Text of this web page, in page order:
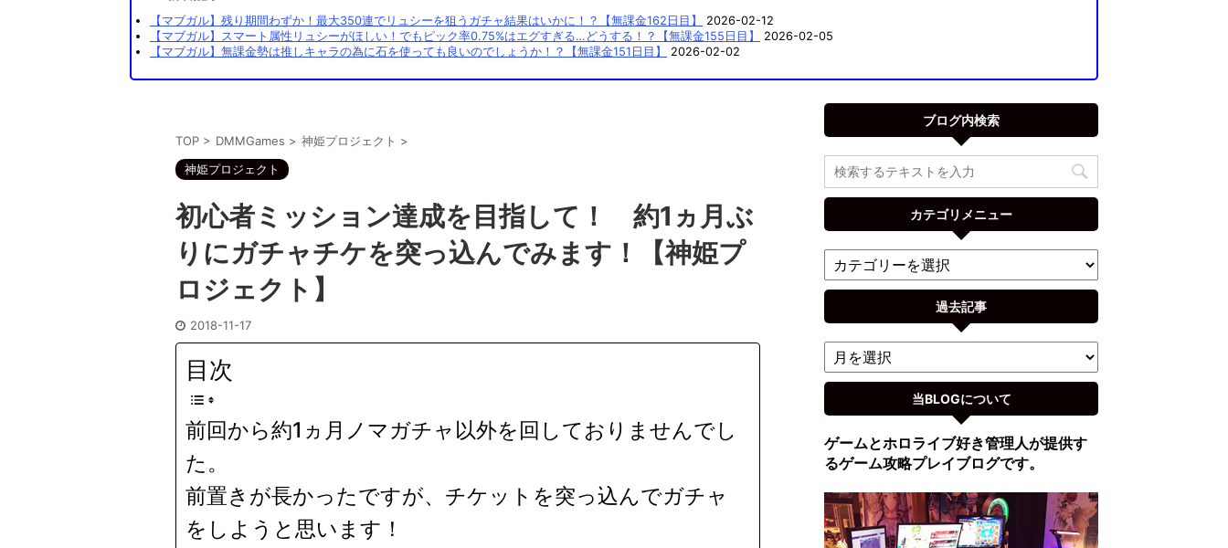
【マブガル】残り期間わずか！最大350連でリュシーを狙うガチャ結果はいかに！？【無課金162日目】
2026-02-12
【マブガル】スマート属性リュシーがほしい！でもピック率0.75%はエグすぎる…どうする！？【無課金155日目】
2026-02-05
【マブガル】無課金勢は推しキャラの為に石を使っても良いのでしょうか！？【無課金151日目】
2026-02-02
TOP > DMMGames > 神姫プロジェクト >
神姫プロジェクト
初心者ミッション達成を目指して！ 約1ヵ月ぶ
りにガチャチケを突っ込んでみます！【神姫プ
ロジェクト】
2018-11-17
目次
前回から約1ヵ月ノマガチャ以外を回しておりませんでし
た。
前置きが長かったですが、チケットを突っ込んでガチャ
をしようと思います！
ブログ内検索
カテゴリメニュー
過去記事
当BLOGについて
ゲームとホロライブ好き管理人が提供す
るゲーム攻略プレイブログです。